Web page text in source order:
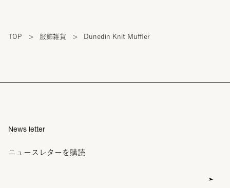
TOP > 服飾雑貨 > Dunedin Knit Muffler
News letter
ニュースレターを購読